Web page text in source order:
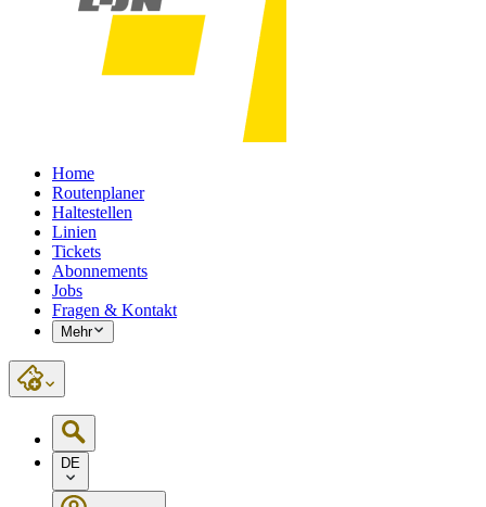
Home
Routenplaner
Haltestellen
Linien
Tickets
Abonnements
Jobs
Fragen & Kontakt
Mehr
DE